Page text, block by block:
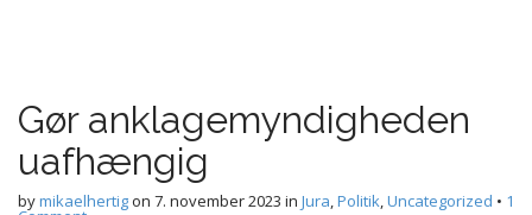
n
m
e
n
t
o
c
o
Gør anklagemyndigheden
uafhængig
bymikaelhertigon 7. november 2023 in Jura,Politik,Uncategorized • 1